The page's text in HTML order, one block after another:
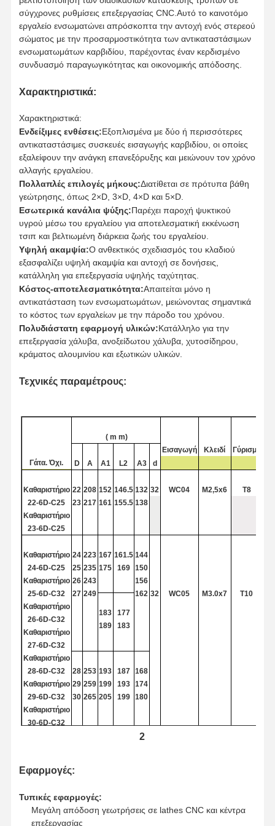
Αρχική
Σελίδα
Προϊόντα
Σχετικά Με
Εμάς
Επισκέψεις
Στο
Εργοστάσιο
Έλεγχος
Ποιότητας
Επικοινωνήσ
Τε Μαζί Μας
Νέα Υποθέσεις
Τρυπάνια όπλου
BTA Διάτρηση
Αντικατάστατα τρυπεία με κορυφή
Τρυπάνι του U
Τετράγωνοι μύλοι
Στροφική ακτίνα Τελικά μύλα
μύλοι τελών μύτης σφαιρών
Σιδηροδρομικές εγκαταστάσεις
Σιδηροδρομικές εγκαταστάσεις
σύγχρονες ρυθμίσεις επεξεργασίας CNC.Αυτό το καινοτόμο
εργαλείο ενσωματώνει απρόσκοπτα την αντοχή ενός στερεού
σώματος με την προσαρμοστικότητα των αντικαταστάσιμων
ενσωματωμάτων καρβιδίου, παρέχοντας έναν κερδισμένο
συνδυασμό παραγωγικότητας και οικονομικής απόδοσης.
Χαρακτηριστικά:
Χαρακτηριστικά:
Ενδείξιμες ενθέσεις:Εξοπλισμένα με δύο ή περισσότερες
αντικαταστάσιμες συσκευές εισαγωγής καρβιδίου, οι οποίες
εξαλείφουν την ανάγκη επανεξόρυξης και μειώνουν τον χρόνο
αλλαγής εργαλείου.
Πολλαπλές επιλογές μήκους:Διατίθεται σε πρότυπα βάθη
γεώτρησης, όπως 2×D, 3×D, 4×D και 5×D.
Εσωτερικά κανάλια ψύξης:Παρέχει παροχή ψυκτικού
υγρού μέσω του εργαλείου για αποτελεσματική εκκένωση
τσιπ και βελτιωμένη διάρκεια ζωής του εργαλείου.
Υψηλή ακαμψία:Ο ανθεκτικός σχεδιασμός του κλαδιού
εξασφαλίζει υψηλή ακαμψία και αντοχή σε δονήσεις,
κατάλληλη για επεξεργασία υψηλής ταχύτητας.
Κόστος-αποτελεσματικότητα:Απαιτείται μόνο η
αντικατάσταση των ενσωματωμάτων, μειώνοντας σημαντικά
το κόστος των εργαλείων με την πάροδο του χρόνου.
Πολυδιάστατη εφαρμογή υλικών:Κατάλληλο για την
επεξεργασία χάλυβα, ανοξείδωτου χάλυβα, χυτοσίδηρου,
κράματος αλουμινίου και εξωτικών υλικών.
Τεχνικές παραμέτρους:
Γάτα. Όχι.
( m m)
Εισαγωγή
Κλειδί
Γύρισμα
D
Α Α1 L2 Α3 d
Καθαριστήριο
22-6D-C25
Καθαριστήριο
23-6D-C25
22
23
208
217
152
161
146.5
155.5
132
138
32 WC04 M2,5x6 Τ8
Καθαριστήριο
24-6D-C25
Καθαριστήριο
25-6D-C32
Καθαριστήριο
26-6D-C32
Καθαριστήριο
27-6D-C32
Καθαριστήριο
28-6D-C32
Καθαριστήριο
29-6D-C32
Καθαριστήριο
30-6D-C32
24
25
26
27
223
235
243
249
167
175
161.5
169
144
150
156
162 32 WC05 M3.0x7 Τ10
183
189
177
183
28
29
30
253
259
265
193
199
205
187
193
199
168
174
180
Καθαριστήριο
Καθαριστήριο
33-6D-C40
33
32 WC06 M3,5 × 8
2
Εφαρμογές:
Τυπικές εφαρμογές:
Μεγάλη απόδοση γεωτρήσεις σε lathes CNC και κέντρα
επεξεργασίας